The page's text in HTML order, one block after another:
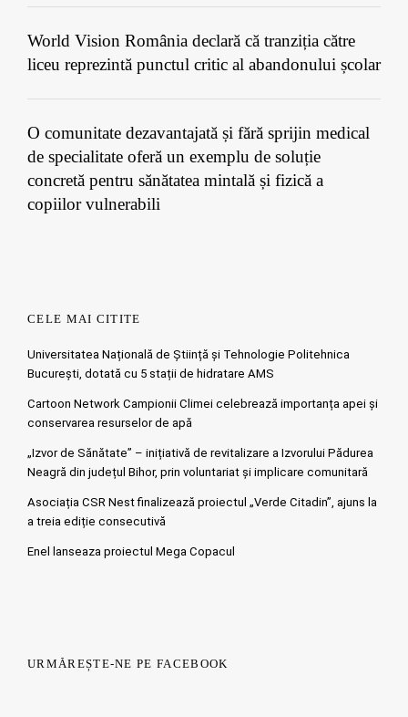
World Vision România declară că tranziția către
liceu reprezintă punctul critic al abandonului școlar
O comunitate dezavantajată și fără sprijin medical
de specialitate oferă un exemplu de soluție
concretă pentru sănătatea mintală și fizică a
copiilor vulnerabili
CELE MAI CITITE
Universitatea Națională de Știință și Tehnologie Politehnica
București, dotată cu 5 stații de hidratare AMS
Cartoon Network Campionii Climei celebrează importanța apei și
conservarea resurselor de apă
„Izvor de Sănătate” – inițiativă de revitalizare a Izvorului Pădurea
Neagră din județul Bihor, prin voluntariat și implicare comunitară
Asociația CSR Nest finalizează proiectul „Verde Citadin”, ajuns la
a treia ediție consecutivă
Enel lanseaza proiectul Mega Copacul
URMĂREȘTE-NE PE FACEBOOK